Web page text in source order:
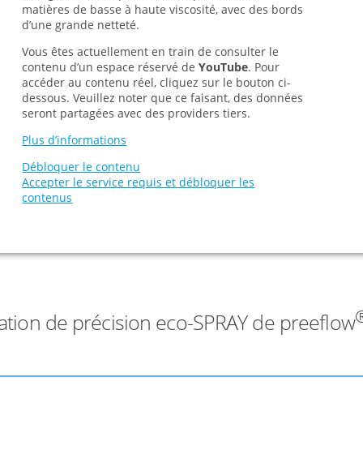
matières de basse à haute viscosité, avec des bords
d’une grande netteté.
Vous êtes actuellement en train de consulter le
contenu d’un espace réservé deYouTube. Pour
accéder au contenu réel, cliquez sur le bouton ci-
dessous. Veuillez noter que ce faisant, des données
seront partagées avec des providers tiers.
Plus d’informations
Débloquer le contenu
Accepter le service requis et débloquer les
contenus
de précision eco-SPRAY de preeflow